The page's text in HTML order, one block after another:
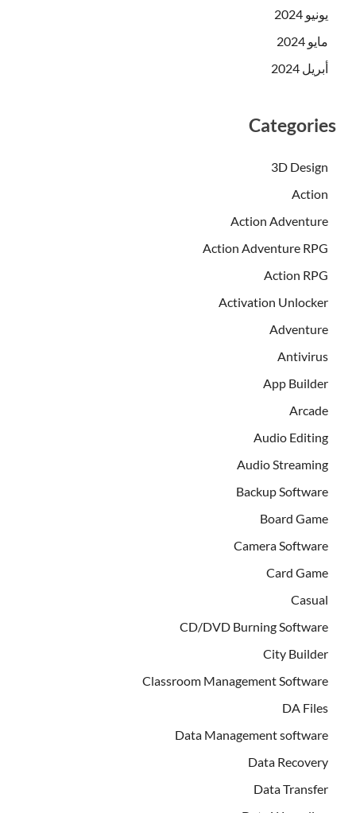
يونيو 2024
مايو 2024
أبريل 2024
Categories
3D Design
Action
Action Adventure
Action Adventure RPG
Action RPG
Activation Unlocker
Adventure
Antivirus
App Builder
Arcade
Audio Editing
Audio Streaming
Backup Software
Board Game
Camera Software
Card Game
Casual
CD/DVD Burning Software
City Builder
Classroom Management Software
DA Files
Data Management software
Data Recovery
Data Transfer